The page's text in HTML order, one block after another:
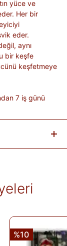
yüce ve
Her bir
eder.
aynı
bir keşfe
keşfetmeye
7 iş günü
Ayıplı ürünler,
sürece iade
ürün
takdirde 10
%10